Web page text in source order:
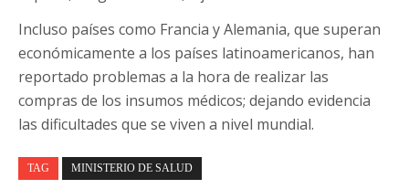
Incluso países como Francia y Alemania, que superan
económicamente a los países latinoamericanos, han
reportado problemas a la hora de realizar las
compras de los insumos médicos; dejando evidencia
las dificultades que se viven a nivel mundial.
TAG MINISTERIO DE SALUD